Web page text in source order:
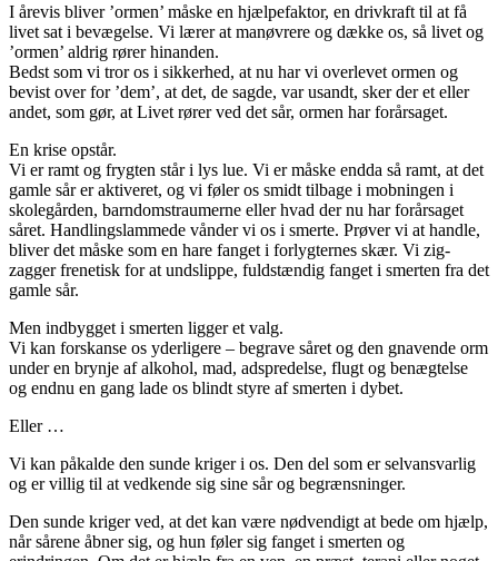
I årevis bliver ’ormen’ måske en hjælpefaktor, en drivkraft til at få
livet sat i bevægelse. Vi lærer at manøvrere og dække os, så livet og
’ormen’ aldrig rører hinanden.
Bedst som vi tror os i sikkerhed, at nu har vi overlevet ormen og
bevist over for ’dem’, at det, de sagde, var usandt, sker der et eller
andet, som gør, at Livet rører ved det sår, ormen har forårsaget.
En krise opstår.
Vi er ramt og frygten står i lys lue. Vi er måske endda så ramt, at det
gamle sår er aktiveret, og vi føler os smidt tilbage i mobningen i
skolegården, barndomstraumerne eller hvad der nu har forårsaget
såret. Handlingslammede vånder vi os i smerte. Prøver vi at handle,
bliver det måske som en hare fanget i forlygternes skær. Vi zig-
zagger frenetisk for at undslippe, fuldstændig fanget i smerten fra det
gamle sår.
Men indbygget i smerten ligger et valg.
Vi kan forskanse os yderligere – begrave såret og den gnavende orm
under en brynje af alkohol, mad, adspredelse, flugt og benægtelse
og endnu en gang lade os blindt styre af smerten i dybet.
Eller …
Vi kan påkalde den sunde kriger i os. Den del som er selvansvarlig
og er villig til at vedkende sig sine sår og begrænsninger.
Den sunde kriger ved, at det kan være nødvendigt at bede om hjælp,
når sårene åbner sig, og hun føler sig fanget i smerten og